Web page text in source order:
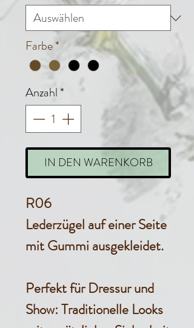
Farbe*
Anzahl *
IN DEN WARENKORB
R06
Lederzügel auf einer Seite
mit Gummi ausgekleidet.
Perfekt für Dressur und
Show: Traditionelle Looks